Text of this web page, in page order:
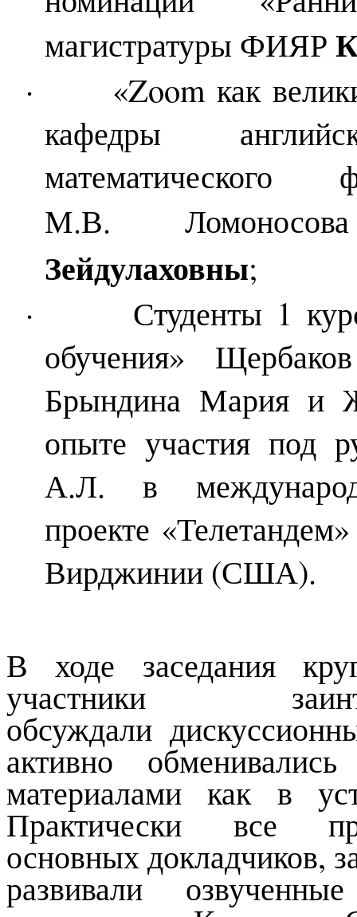
магистратуры ФИЯР
· «Zoom как
кафедры
М.В.
Зейдулаховны;
·
Студенты 1
обучения»
Брындина Мария и
опыте участия под
А.Л. в
проекте «
Вирджинии (США).
В ходе заседания
участники
обсуждали
активно
материалами как в
Практически все
основных докладчиков,
развивали